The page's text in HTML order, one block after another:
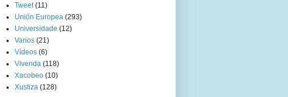
Tweet (11)
Unión Europea (293)
Universidade (12)
Varios (21)
Vídeos (6)
Vivenda (118)
Xacobeo (10)
Xustiza (128)